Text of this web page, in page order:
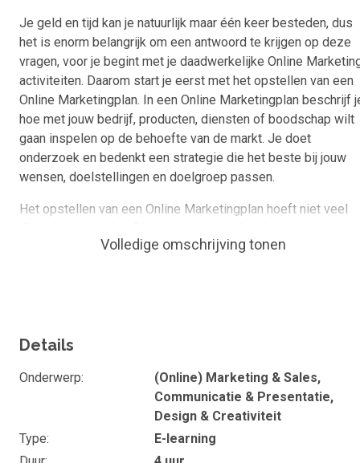
Je geld en tijd kan je natuurlijk maar één keer besteden, dus
het is enorm belangrijk om een antwoord te krijgen op deze
vragen, voor je begint met je daadwerkelijke Online
activiteiten. Daarom start je eerst met het opstellen van een
Online Marketingplan. In een Online Marketingplan beschrijf
hoe met jouw bedrijf, producten, diensten of boodschap wilt
gaan inspelen op de behoefte van de markt. Je doet
onderzoek en bedenkt een strategie die het beste bij jouw
wensen, doelstellingen en doelgroep passen.
Het opstellen van een Online Marketingplan hoeft niet veel
stellen. Het is juist goed om het plan concreet te maken voor
In de cursus "zo maak je jouw eigen Online
Marketingplan!" leer je stap voor stap hoe je jouw eigen
succesvolle Online Marketingplan opstelt, welke vragen je
voor jezelf moet beantwoorden om tot een goede strategie
komen en ga je zelf aan de slag met het invullen van jouw
Online Marketingplan!
Volledige omschrijving tonen
Details
Onderwerp
(Online) Marketing & Sales,
Communicatie & Presentatie,
Design & Creativiteit
Type
E-learning